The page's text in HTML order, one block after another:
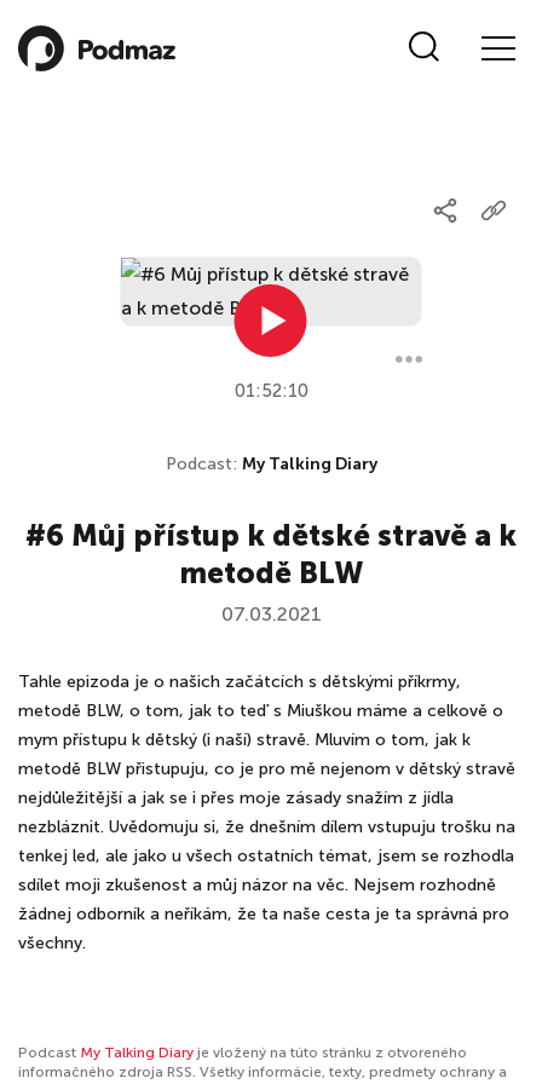
01:52:10
Podcast: My Talking Diary
#6 Můj přístup k dětské stravě a k
metodě BLW
07.03.2021
Tahle epizoda je o našich začátcích s dětskými příkrmy,
metodě BLW, o tom, jak to teď s Miuškou máme a celkově o
mym přístupu k dětský (i naší) stravě. Mluvím o tom, jak k
metodě BLW přistupuju, co je pro mě nejenom v dětský stravě
nejdůležitější a jak se i přes moje zásady snažím z jídla
nezbláznit. Uvědomuju si, že dnešním dílem vstupuju trošku na
tenkej led, ale jako u všech ostatních témat, jsem se rozhodla
sdílet moji zkušenost a můj názor na věc. Nejsem rozhodně
žádnej odborník a neříkám, že ta naše cesta je ta správná pro
všechny.
Podcast My Talking Diary je vložený na túto stránku z otvoreného
informačného zdroja RSS. Všetky informácie, texty, predmety ochrany a